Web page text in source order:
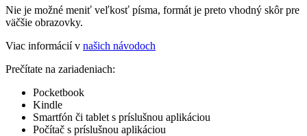
Nie je možné meniť veľkosť písma, formát je preto vhodný skôr pre
väčšie obrazovky.
Viac informácií v našich návodoch
Prečítate na zariadeniach:
Pocketbook
Kindle
Smartfón či tablet s príslušnou aplikáciou
Počítač s príslušnou aplikáciou